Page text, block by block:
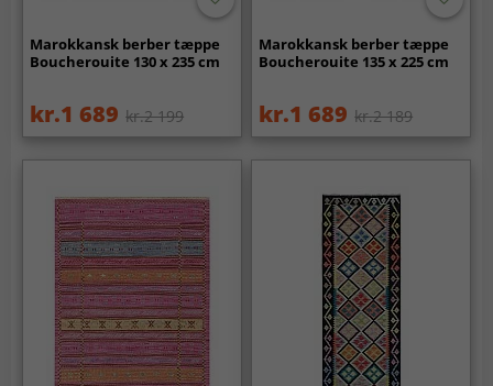
Marokkansk berber tæppe
Boucherouite 130 x 235 cm
kr.1 689 kr.2 199
Marokkansk berber tæppe
Boucherouite 135 x 225 cm
kr.1 689 kr.2 189